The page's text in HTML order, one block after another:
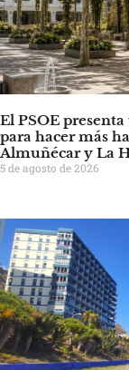
El PSOE
para hacer más
Almuñécar y La
5 de agosto de 2026